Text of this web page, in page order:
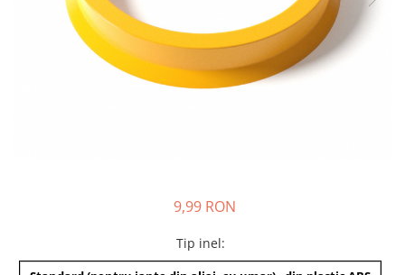
9,99 RON
Tip inel: